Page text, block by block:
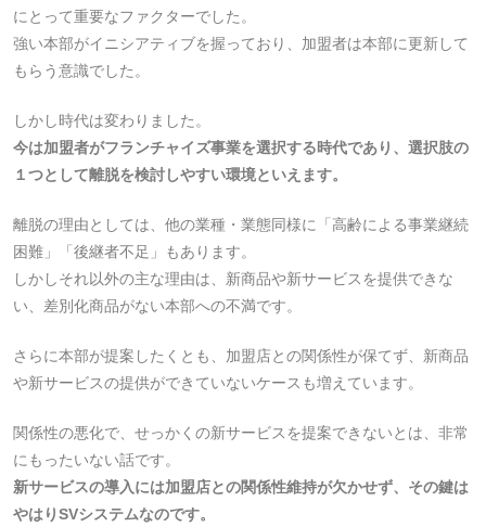
にとって重要なファクターでした。
強い本部がイニシアティブを握っており、加盟者は本部に更新して
もらう意識でした。
しかし時代は変わりました。
今は加盟者がフランチャイズ事業を選択する時代であり、選択肢の
１つとして離脱を検討しやすい環境といえます。
離脱の理由としては、他の業種・業態同様に「高齢による事業継続
困難」「後継者不足」もあります。
しかしそれ以外の主な理由は、新商品や新サービスを提供できな
い、差別化商品がない本部への不満です。
さらに本部が提案したくとも、加盟店との関係性が保てず、新商品
や新サービスの提供ができていないケースも増えています。
関係性の悪化で、せっかくの新サービスを提案できないとは、非常
にもったいない話です。
新サービスの導入には加盟店との関係性維持が欠かせず、その鍵は
やはりSVシステムなのです。